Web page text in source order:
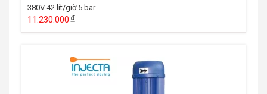
380V 42 lít/giờ 5 bar
11.230.000